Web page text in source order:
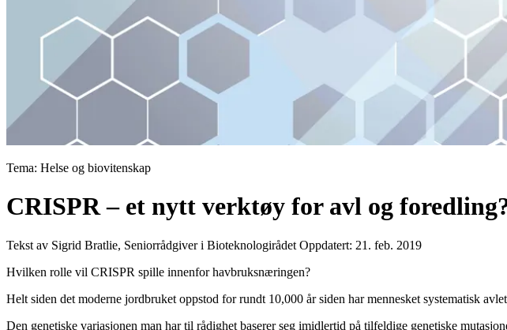
Tema: Helse og biovitenskap
CRISPR – et nytt verktøy for avl og
Tekst av Sigrid Bratlie, Seniorrådgiver i Bioteknologirådet Oppdatert: 21. feb. 2019
Hvilken rolle vil CRISPR spille innenfor havbruksnæringen?
Helt siden det moderne jordbruket oppstod for rundt 10,000 år siden har mennesket systematisk
Den genetiske variasjonen man har til rådighet baserer seg imidlertid på tilfeldige genetiske